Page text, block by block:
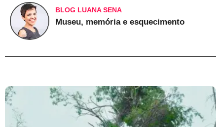
BLOG LUANA SENA
Museu, memória e esquecimento